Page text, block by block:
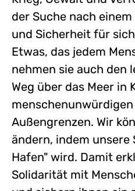
der Suche nach
und Sicherheit für
Etwas, das jedem
nehmen sie auch den
Weg über das Meer in
Außengrenzen. Wir
ändern, indem unsere
Hafen" wird. Damit
Solidarität mit